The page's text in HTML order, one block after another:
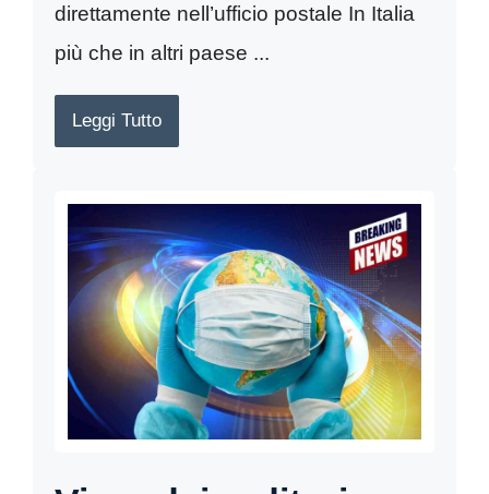
direttamente nell’ufficio postale In Italia
più che in altri paese ...
Leggi Tutto